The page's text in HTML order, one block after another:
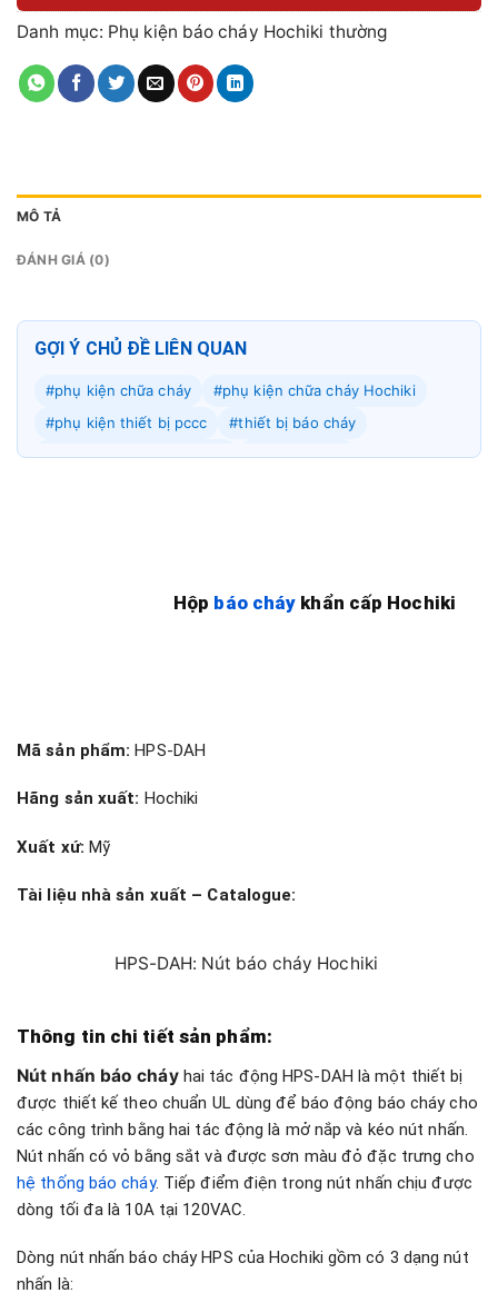
Danh mục: Phụ kiện báo cháy Hochiki thường
MÔ TẢ
ĐÁNH GIÁ (0)
GỢI Ý CHỦ ĐỀ LIÊN QUAN
#phụ kiện chữa cháy
#phụ kiện chữa cháy Hochiki
#phụ kiện thiết bị pccc
#thiết bị báo cháy
#thiết bị báo cháy hochiki
#thiết bị pccc
Hộp báo cháy khẩn cấp Hochiki
Mã sản phẩm: HPS-DAH
Hãng sản xuất: Hochiki
Xuất xứ: Mỹ
Tài liệu nhà sản xuất – Catalogue:
HPS-DAH: Nút báo cháy Hochiki
Thông tin chi tiết sản phẩm:
Nút nhấn báo cháyhai tác động HPS-DAH là một thiết bị
được thiết kế theo chuẩn UL dùng để báo động báo cháy cho
các công trình bằng hai tác động là mở nắp và kéo nút nhấn.
Nút nhấn có vỏ bằng sắt và được sơn màu đỏ đặc trưng cho
hệ thống báo cháy. Tiếp điểm điện trong nút nhấn chịu được
dòng tối đa là 10A tại 120VAC.
Dòng nút nhấn báo cháy HPS của Hochiki gồm có 3 dạng nút
nhấn là: